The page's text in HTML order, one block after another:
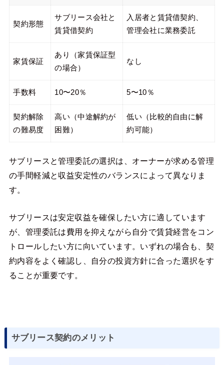
契約形態
サブリース会社と
賃貸借契約
入居者と賃貸借契約、
管理会社に業務委託
家賃保証
あり（家賃保証型
の場合）
なし
手数料 10〜20％ 5〜10％
契約解除
の難易度
高い（中途解約が
困難）
低い（比較的自由に解
約可能）
サブリースと管理委託の選択は、オーナーが求める管理
の手間軽減と収益安定性のバランスによって異なりま
す。
サブリースは安定収益を確保したい方に適しています
が、管理委託は費用を抑えながら自分で賃貸経営をコン
トロールしたい方に向いています。いずれの場合も、契
約内容をよく確認し、自分の投資方針に合った選択をす
ることが重要です。
サブリース契約のメリット